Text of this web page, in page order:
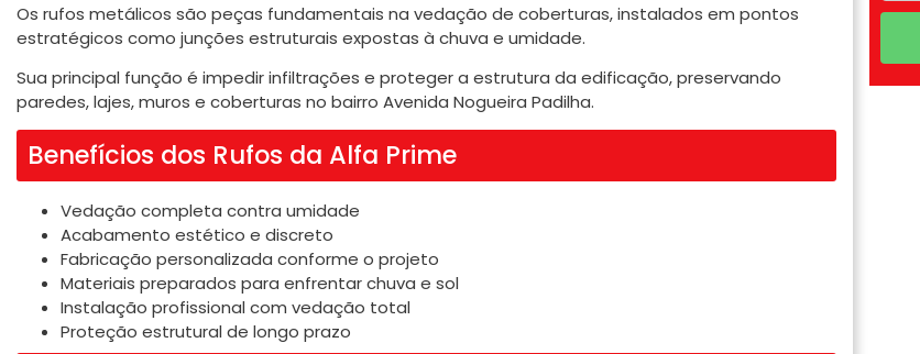
Os rufos metálicos são peças fundamentais na vedação de coberturas, instalados em pontos
estratégicos como junções estruturais expostas à chuva e umidade.
Sua principal função é impedir infiltrações e proteger a estrutura da edificação, preservando
paredes, lajes, muros e coberturas no bairro Avenida Nogueira Padilha.
Benefícios dos Rufos da Alfa Prime
Vedação completa contra umidade
Acabamento estético e discreto
Fabricação personalizada conforme o projeto
Materiais preparados para enfrentar chuva e sol
Instalação profissional com vedação total
Proteção estrutural de longo prazo